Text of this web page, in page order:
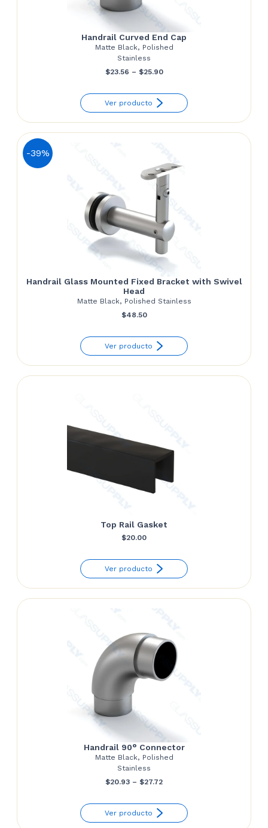
Handrail Curved End Cap
Matte Black, Polished
Stainless
$23.56 – $25.90Price
$23.56
through
Ver producto
-39%
Handrail Glass Mounted Fixed Bracket with Swivel
Head
Matte Black, Polished Stainless
$48.50
Ver producto
Top Rail Gasket
$20.00
Ver producto
Handrail 90° Connector
Matte Black, Polished
Stainless
$20.93 – $27.72Price
$20.93
Ver producto